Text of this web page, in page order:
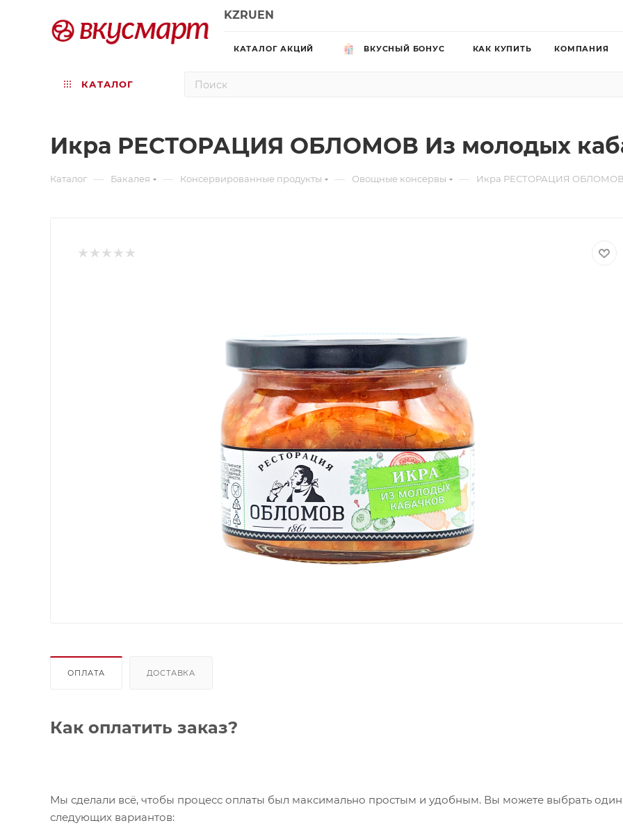
KZRUEN
КАТАЛОГ АКЦИЙ ВКУСНЫЙ БОНУС КАК КУПИТЬ КОМПАНИЯ
КАТАЛОГ
Икра РЕСТОРАЦИЯ ОБЛОМОВ Из молодых
Каталог — Бакалея — Консервированные продукты — Овощные консервы — Икра РЕСТОРАЦИЯ ОБЛОМОВ
ОПЛАТА ДОСТАВКА
Как оплатить заказ?
Мы сделали всё, чтобы процесс оплаты был максимально простым и удобным. Вы можете выбрать
следующих вариантов: